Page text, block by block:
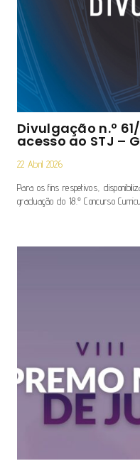
Divulgação n.º
acesso ao STJ –
22 Abril 2026
Para os fins respetivos,
graduação do 18.º Concurso